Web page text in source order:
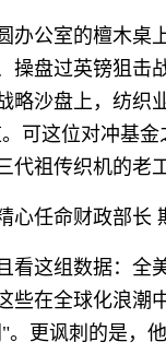
办公室的檀木桌
操盘过英镑狙击
略沙盘上，纺织
可这位对冲基
代祖传织机的老
心任命财政部长
看这组数据：全
些在全球化浪潮
"。更讽刺的是，